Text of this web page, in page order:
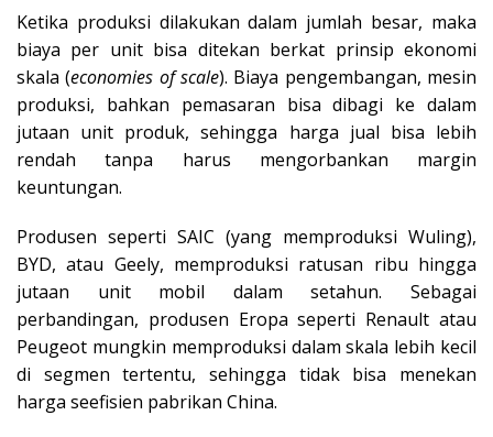
Ketika produksi dilakukan dalam jumlah besar, maka
biaya per unit bisa ditekan berkat prinsip ekonomi
skala (economies of scale). Biaya pengembangan, mesin
produksi, bahkan pemasaran bisa dibagi ke dalam
jutaan unit produk, sehingga harga jual bisa lebih
rendah tanpa harus mengorbankan margin
keuntungan.
Produsen seperti SAIC (yang memproduksi Wuling),
BYD, atau Geely, memproduksi ratusan ribu hingga
jutaan unit mobil dalam setahun. Sebagai
perbandingan, produsen Eropa seperti Renault atau
Peugeot mungkin memproduksi dalam skala lebih kecil
di segmen tertentu, sehingga tidak bisa menekan
harga seefisien pabrikan China.